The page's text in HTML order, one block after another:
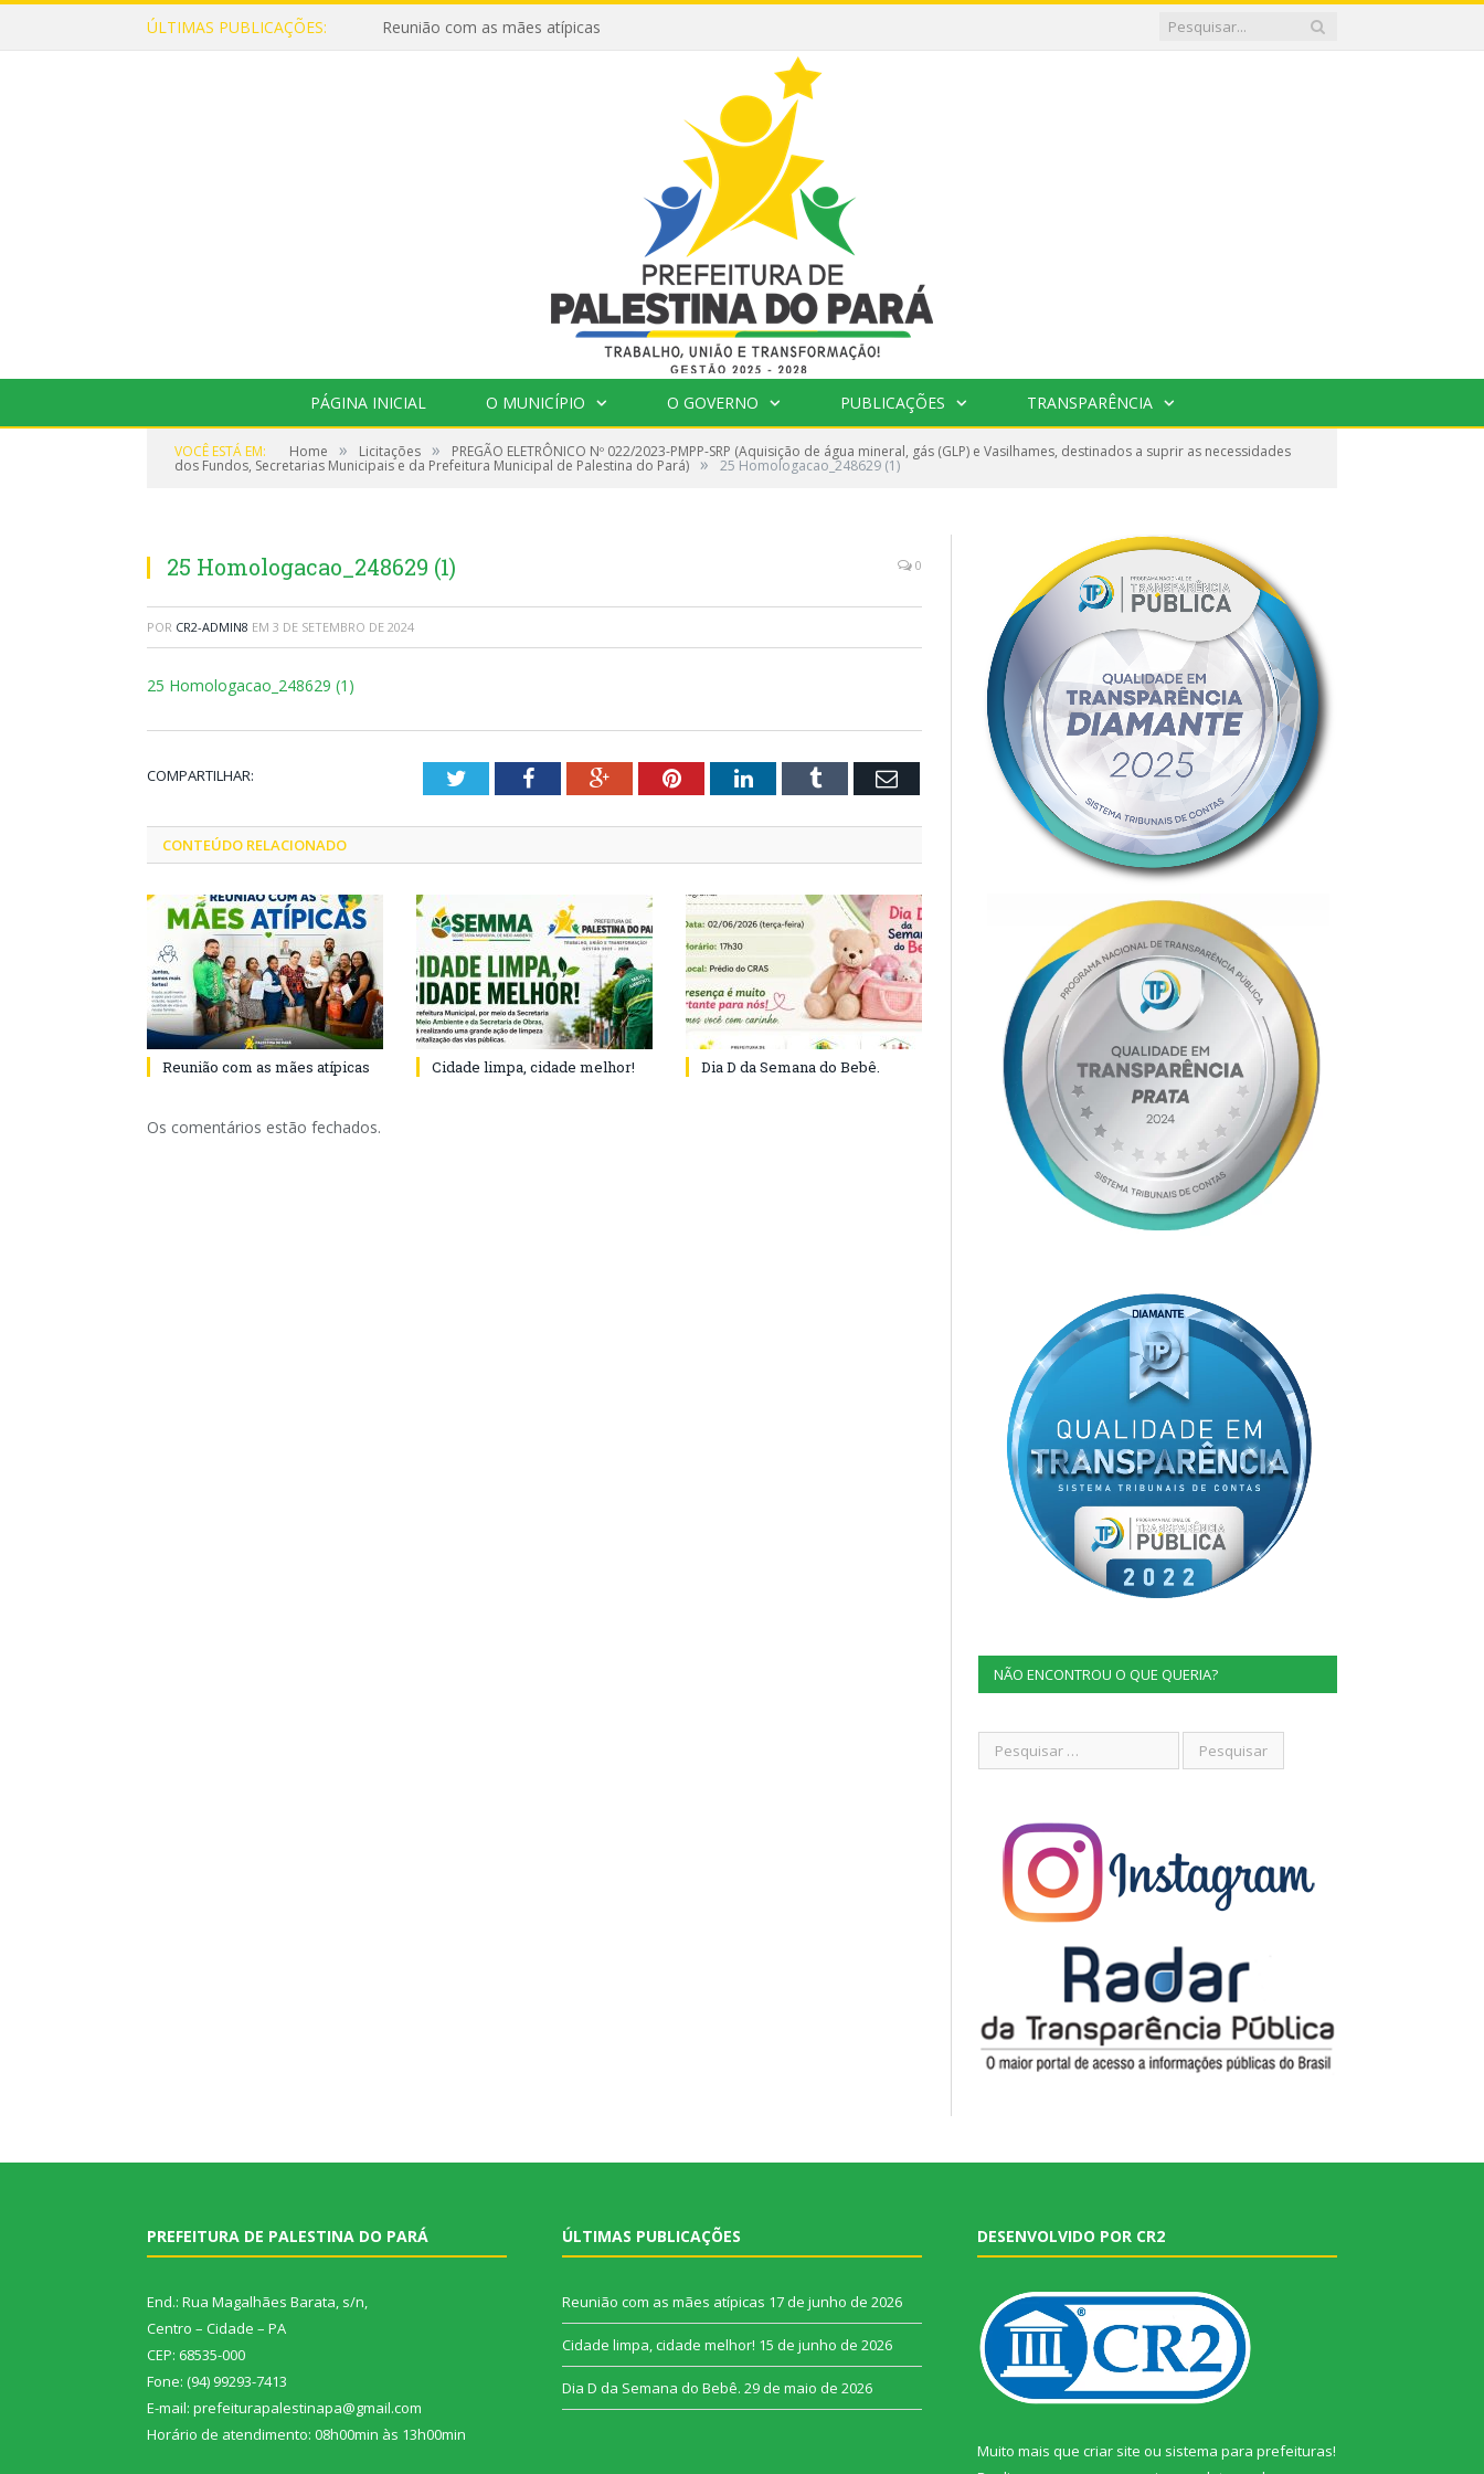
ÚLTIMAS PUBLICAÇÕES: Reunião com as mães atípicas
PÁGINA INICIAL O MUNICÍPIO O GOVERNO PUBLICAÇÕES TRANSPARÊNCIA
VOCÊ ESTÁ EM: Home » Licitações » PREGÃO ELETRÔNICO Nº 022/2023-PMPP-SRP (Aquisição de água mineral, gás (GLP) e Vasilhames, destinados a suprir as necessidades
dos Fundos, Secretarias Municipais e da Prefeitura Municipal de Palestina do Pará) » 25 Homologacao_248629 (1)
25 Homologacao_248629 (1) 0
POR CR2-ADMIN8 EM 3 DE SETEMBRO DE 2024
25 Homologacao_248629 (1)
COMPARTILHAR: TwitterFacebookGoogle+PinterestLinkedInTumblr Email
CONTEÚDO RELACIONADO
Reunião com as mães atípicas Cidade limpa, cidade melhor! Dia D da Semana do Bebê.
Os comentários estão fechados.
NÃO ENCONTROU O QUE QUERIA?
PREFEITURA DE PALESTINA DO PARÁ
End.: Rua Magalhães Barata, s/n,
Centro – Cidade – PA
CEP: 68535-000
Fone: (94) 99293-7413
E-mail: prefeiturapalestinapa@gmail.com
Horário de atendimento: 08h00min às 13h00min
ÚLTIMAS PUBLICAÇÕES
Reunião com as mães atípicas 17 de junho de 2026
Cidade limpa, cidade melhor! 15 de junho de 2026
Dia D da Semana do Bebê. 29 de maio de 2026
DESENVOLVIDO POR CR2
Muito mais que criar site ou sistema para prefeituras!